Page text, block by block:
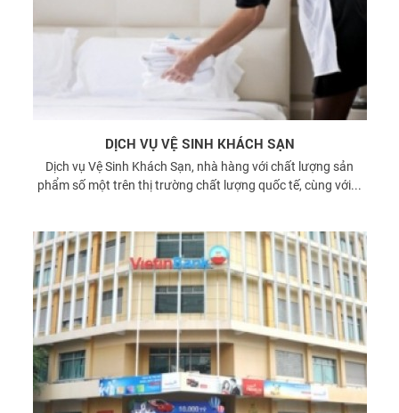
DỊCH VỤ VỆ SINH KHÁCH SẠN
Dịch vụ Vệ Sinh Khách Sạn, nhà hàng với chất lượng sản
phẩm số một trên thị trường chất lượng quốc tế, cùng với...